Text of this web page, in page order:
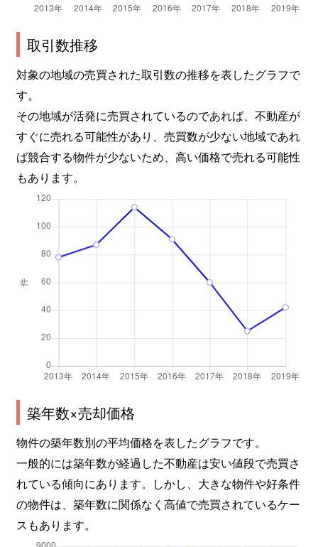
取引数推移
対象の地域の売買された取引数の推移を表したグラフで
す。
その地域が活発に売買されているのであれば、不動産が
すぐに売れる可能性があり、売買数が少ない地域であれ
ば競合する物件が少ないため、高い価格で売れる可能性
もあります。
築年数×売却価格
物件の築年数別の平均価格を表したグラフです。
一般的には築年数が経過した不動産は安い値段で売買さ
れている傾向にあります。しかし、大きな物件や好条件
の物件は、築年数に関係なく高値で売買されているケー
スもあります。